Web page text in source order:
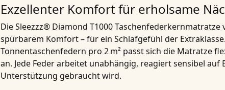
Exzellenter Komfort für erholsame
DieSleezzz® Diamond T1000 Taschenfederkernmatratze
spürbarem Komfort – für ein Schlafgefühl der
Tonnentaschenfedern pro 2 m² passt sich die Matratze
an. Jede Feder arbeitet unabhängig, reagiert sensibel auf
Unterstützung gebraucht wird.